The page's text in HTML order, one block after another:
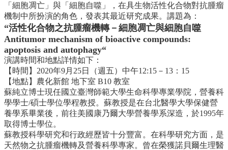
高
中
生
專
區
大
學
部
碩
博
士
班
「細胞凋亡」與「細胞自噬」，在具生物活性化合物對抗腫瘤
機制中所扮演的角色，發表其最近研究成果。講題為：
“活性化合物之抗腫瘤機轉－細胞凋亡與細胞自噬
Antitumor mechanism of bioactive compounds:
apoptosis and autophagy“
演講時間和地點詳情如下：
【時間】2020年9月25日（週五）中午12:15－13：15
【地點】農化新館 地下室 B10 教室
蘇純立博士現任國立臺灣師範大學生命科學專業學院，營養科
學學士/碩士學位學程教授。蘇教授是在台北醫學大學保健營
養學系畢業後，前往美國康乃爾大學營養學系深造，於1995年
取得博士學位。
蘇教授科學研究和行政經歷皆十分豐富。在科學研究方面，是
天然物之抗腫瘤機轉及營養科學專家。曾在榮獲諾貝爾生理醫